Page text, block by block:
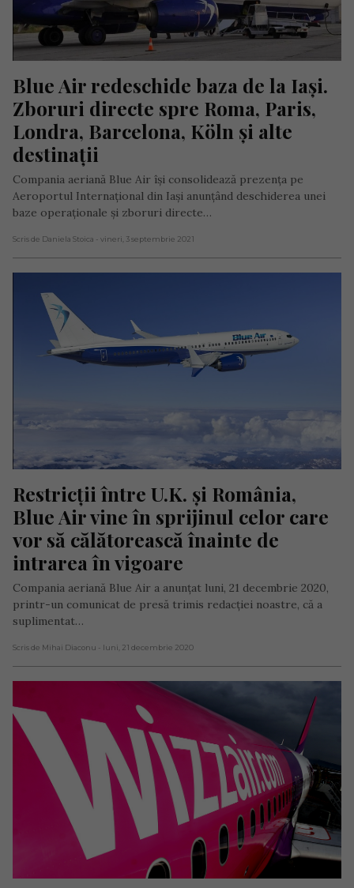
Blue Air redeschide baza de la Iași.
Zboruri directe spre Roma, Paris,
Londra, Barcelona, Köln și alte
destinații
Compania aeriană Blue Air își consolidează prezența pe
Aeroportul Internațional din Iași anunțând deschiderea unei
baze operaționale și zboruri directe…
Scris de Daniela Stoica - vineri, 3 septembrie 2021
Restricții între U.K. și România,
Blue Air vine în sprijinul celor care
vor să călătorească înainte de
intrarea în vigoare
Compania aeriană Blue Air a anunțat luni, 21 decembrie 2020,
printr-un comunicat de presă trimis redacției noastre, că a
suplimentat…
Scris de Mihai Diaconu - luni, 21 decembrie 2020